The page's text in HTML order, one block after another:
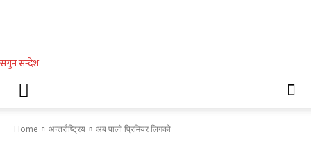
सगुन सन्देश
Home अन्तर्राष्ट्रिय अब पालो प्रिमियर लिगको